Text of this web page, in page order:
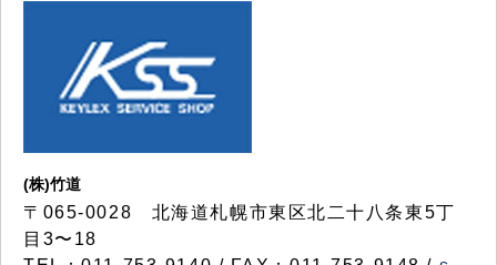
(株)竹道
〒065-0028 北海道札幌市東区北二十八条東5丁
目3〜18